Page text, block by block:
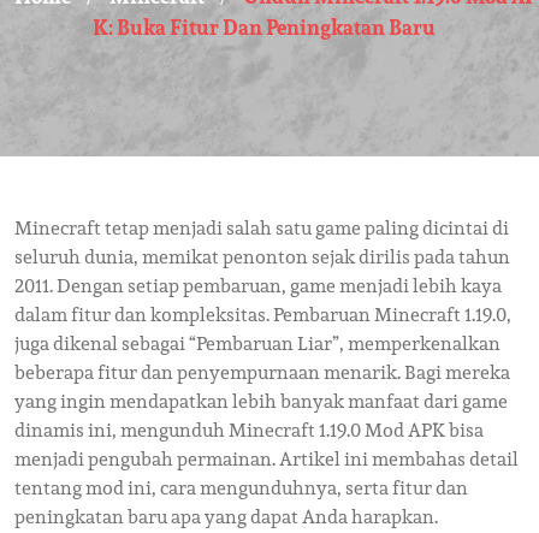
K: Buka Fitur Dan Peningkatan Baru
Minecraft tetap menjadi salah satu game paling dicintai di
seluruh dunia, memikat penonton sejak dirilis pada tahun
2011. Dengan setiap pembaruan, game menjadi lebih kaya
dalam fitur dan kompleksitas. Pembaruan Minecraft 1.19.0,
juga dikenal sebagai “Pembaruan Liar”, memperkenalkan
beberapa fitur dan penyempurnaan menarik. Bagi mereka
yang ingin mendapatkan lebih banyak manfaat dari game
dinamis ini, mengunduh Minecraft 1.19.0 Mod APK bisa
menjadi pengubah permainan. Artikel ini membahas detail
tentang mod ini, cara mengunduhnya, serta fitur dan
peningkatan baru apa yang dapat Anda harapkan.